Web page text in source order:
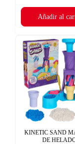
Añadir al
KINETIC SAND
DE